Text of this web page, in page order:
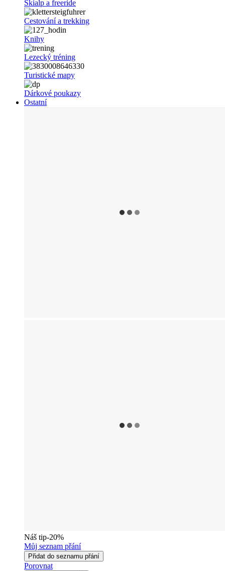
Skialp a freeride
Cestování a trekking
Knihy
Lezecký tréning
Turistické mapy
Dárkové poukazy
Ostatní
Náš tip-20%
Můj seznam přání
Přidat do seznamu přání
Porovnat